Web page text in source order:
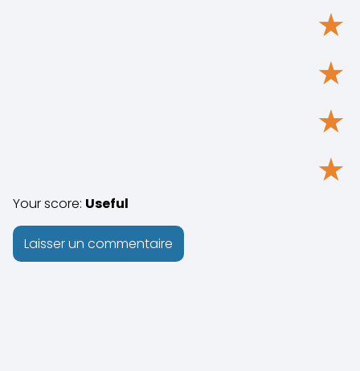
★
★
★
★
Your score: Useful